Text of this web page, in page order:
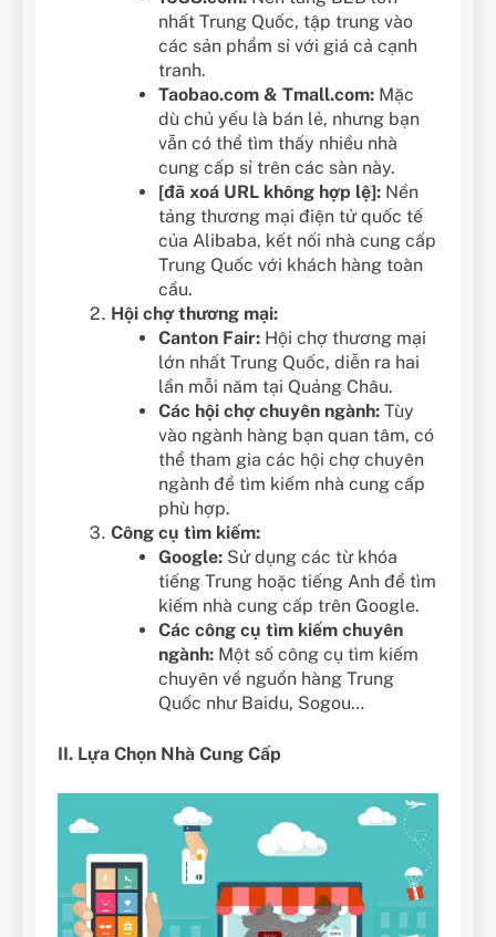
nhất Trung Quốc, tập trung vào
các sản phẩm sỉ với giá cả cạnh
tranh.
Taobao.com & Tmall.com: Mặc
dù chủ yếu là bán lẻ, nhưng bạn
vẫn có thể tìm thấy nhiều nhà
cung cấp sỉ trên các sàn này.
[đã xoá URL không hợp lệ]: Nền
tảng thương mại điện tử quốc tế
của Alibaba, kết nối nhà cung cấp
Trung Quốc với khách hàng toàn
cầu.
Hội chợ thương mại:
Canton Fair: Hội chợ thương mại
lớn nhất Trung Quốc, diễn ra hai
lần mỗi năm tại Quảng Châu.
Các hội chợ chuyên ngành: Tùy
vào ngành hàng bạn quan tâm, có
thể tham gia các hội chợ chuyên
ngành để tìm kiếm nhà cung cấp
phù hợp.
Công cụ tìm kiếm:
Google: Sử dụng các từ khóa
tiếng Trung hoặc tiếng Anh để tìm
kiếm nhà cung cấp trên Google.
Các công cụ tìm kiếm chuyên
ngành: Một số công cụ tìm kiếm
chuyên về nguồn hàng Trung
Quốc như Baidu, Sogou…
II. Lựa Chọn Nhà Cung Cấp